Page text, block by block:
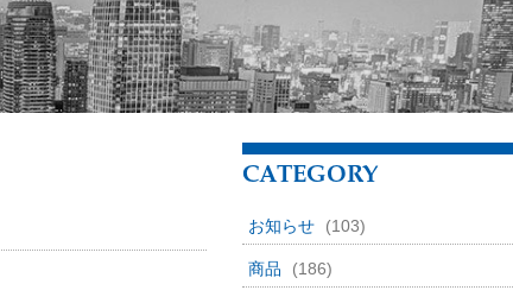
CATEGORY
お知らせ (103)
商品 (186)